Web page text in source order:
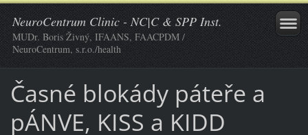
NeuroCentrum Clinic - NC|C & SPP Inst.
MUDr. Boris Živný, IFAANS, FAACPDM /
NeuroCentrum, s.r.o./health
Časné blokády páteře a
pÁNVE, KISS a KIDD